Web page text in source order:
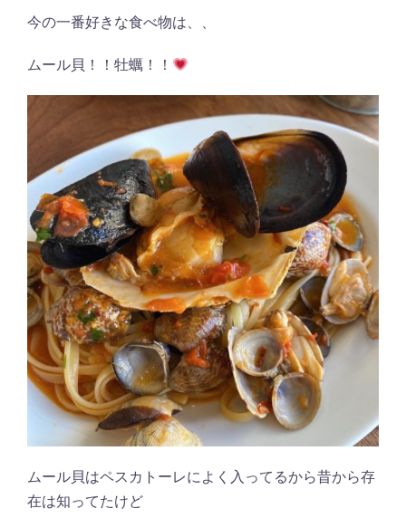
今の一番好きな食べ物は、、
ムール貝！！牡蠣！！
ムール貝はペスカトーレによく入ってるから昔から存
在は知ってたけど